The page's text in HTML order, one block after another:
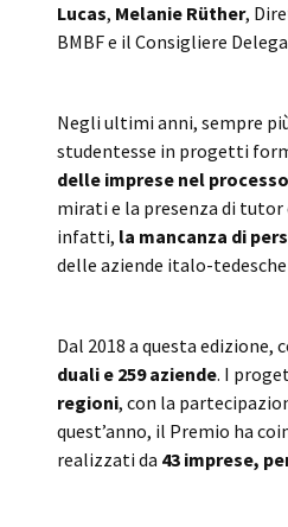
Lucas, Melanie Rüther,
BMBF e il Consigliere
Negli ultimi anni, sempre
studentesse in progetti
delle imprese nel
mirati e la presenza di
infatti, la mancanza di
delle aziende italo-
Dal 2018 a questa
duali e 259 aziende. I
regioni, con la
quest’anno, il Premio ha
realizzati da 43 imprese,